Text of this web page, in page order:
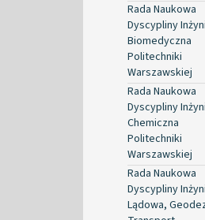
Rada Naukowa
Dyscypliny
Biomedyczna
Politechniki
Warszawskiej
Rada Naukowa
Dyscypliny
Chemiczna
Politechniki
Warszawskiej
Rada Naukowa
Dyscypliny
Lądowa,